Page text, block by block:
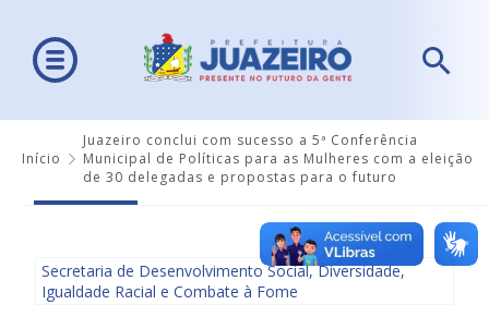
Início
Juazeiro conclui com sucesso a 5ª Conferência
Municipal de Políticas para as Mulheres com a eleição
de 30 delegadas e propostas para o futuro
Secretaria de Desenvolvimento Social, Diversidade,
Igualdade Racial e Combate à Fome